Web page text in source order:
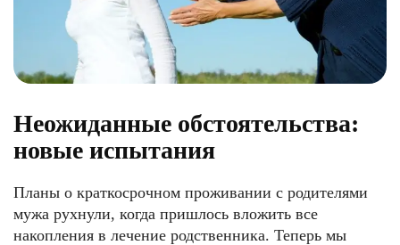
Неожиданные обстоятельства:
новые испытания
Планы о краткосрочном проживании с родителями
мужа рухнули, когда пришлось вложить все
накопления в лечение родственника. Теперь мы